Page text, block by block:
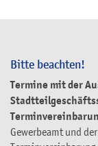
Bitte beachten!
Termine mit der
Gewerbeamt und